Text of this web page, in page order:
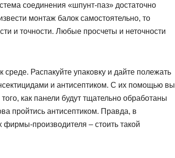
соединения «шпунт-паз» достаточно
монтаж балок самостоятельно, то
и точности. Любые просчеты и неточности
Распакуйте упаковку и дайте полежать
и антисептиком. С их помощью вы
как панели будут тщательно обработаны
пройтись антисептиком. Правда, в
фирмы-производителя – стоить такой